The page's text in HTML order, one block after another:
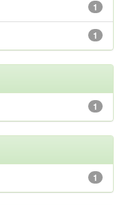
1
1
1
1